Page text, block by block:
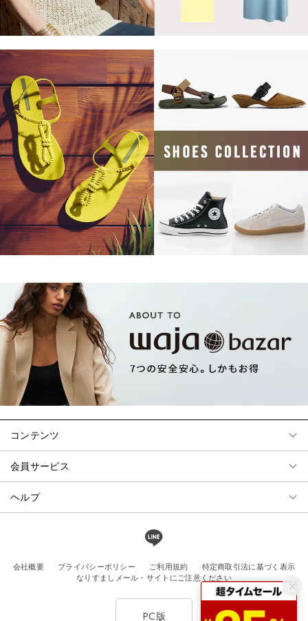
コンテンツ
会員サービス
ヘルプ
会社概要 プライバシーポリシー ご利用規約
特定商取引法に基づく表示
なりすましメール・サイトにご注意ください
PC版